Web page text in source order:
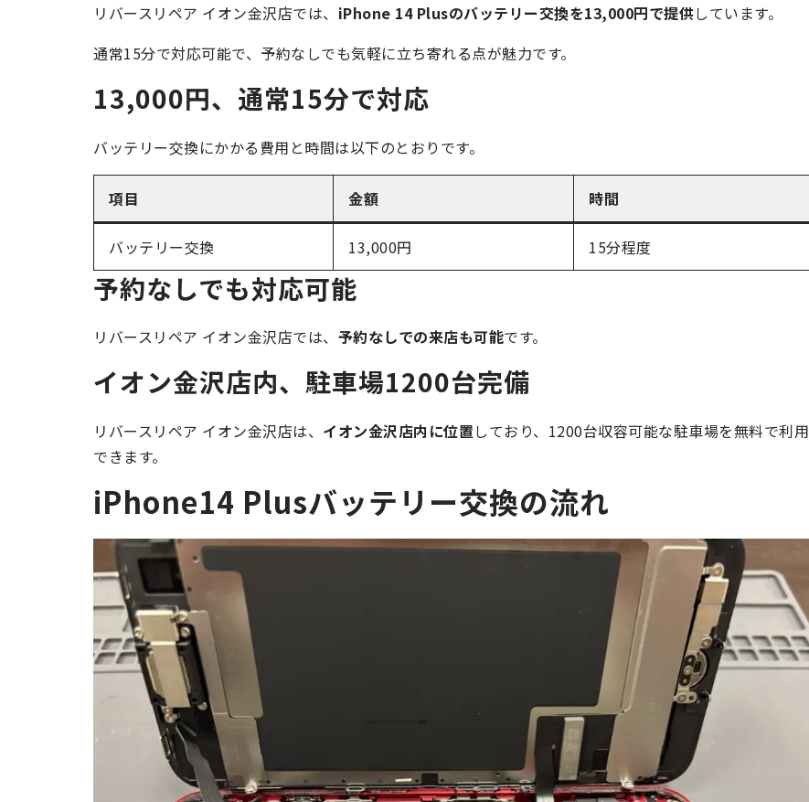
リバースリペア イオン金沢店では、 iPhone 14 Plusのバッテリー交換を13,000円で提供しています。
通常15分で対応可能で、予約なしでも気軽に立ち寄れる点が魅力です。
13,000円、通常15分で対応
バッテリー交換にかかる費用と時間は以下のとおりです。
項目 金額 時間
バッテリー交換 13,000円 15分程度
予約なしでも対応可能
リバースリペア イオン金沢店では、 予約なしでの来店も可能です。
イオン金沢店内、駐車場1200台完備
リバースリペア イオン金沢店は、 イオン金沢店内に位置しており、1200台収容可能な駐車場を無料で利用
できます。
iPhone14 Plusバッテリー交換の流れ